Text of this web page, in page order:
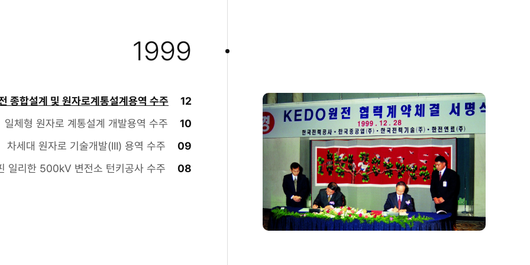
1999
12
종합설계 및 원자로계통설계용역 수주
10
일체형 원자로 계통설계 개발용역 수주
09
차세대 원자로 기술개발(III) 용역 수주
08
일리한 500kV 변전소 턴키공사 수주